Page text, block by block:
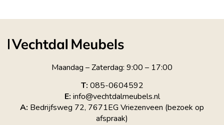
Maandag – Zaterdag: 9:00 – 17:00
T: 085-0604592
E: info@vechtdalmeubels.nl
A: Bedrijfsweg 72, 7671EG Vriezenveen (bezoek op
afspraak)